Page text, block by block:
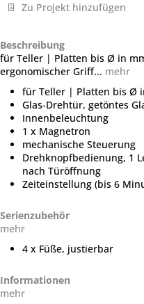
Zu Projekt hinzufügen
Beschreibung
für Teller | Platten bis Ø in
ergonomischer Griff... mehr
für Teller | Platten bis Ø
Glas-Drehtür, getöntes
Innenbeleuchtung
1 x Magnetron
mechanische Steuerung
Drehknopfbedienung, 1
nach Türöffnung
Zeiteinstellung (bis 6
Serienzubehör
mehr
4 x Füße, justierbar
Informationen
mehr